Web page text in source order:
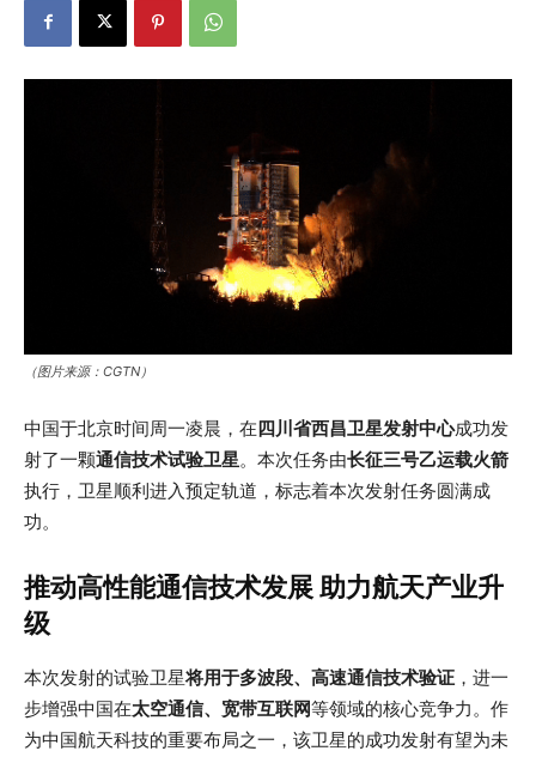
（图片来源：CGTN）
中国于北京时间周一凌晨，在四川省西昌卫星发射中心成功发
射了一颗通信技术试验卫星。本次任务由长征三号乙运载火箭
执行，卫星顺利进入预定轨道，标志着本次发射任务圆满成
功。
推动高性能通信技术发展 助力航天产业升
级
本次发射的试验卫星将用于多波段、高速通信技术验证 ，进一
步增强中国在太空通信、宽带互联网等领域的核心竞争力。作
为中国航天科技的重要布局之一，该卫星的成功发射有望为未